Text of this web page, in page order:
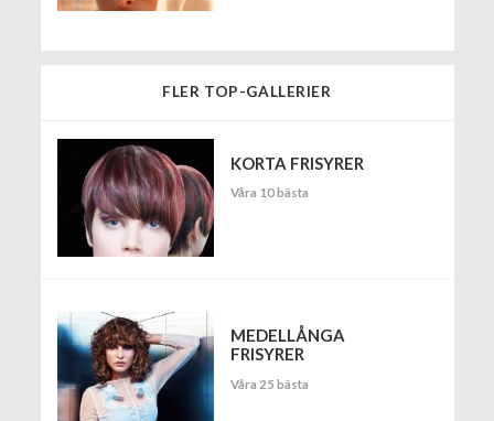
FLER TOP-GALLERIER
KORTA FRISYRER
Våra 10 bästa
MEDELLÅNGA
FRISYRER
Våra 25 bästa